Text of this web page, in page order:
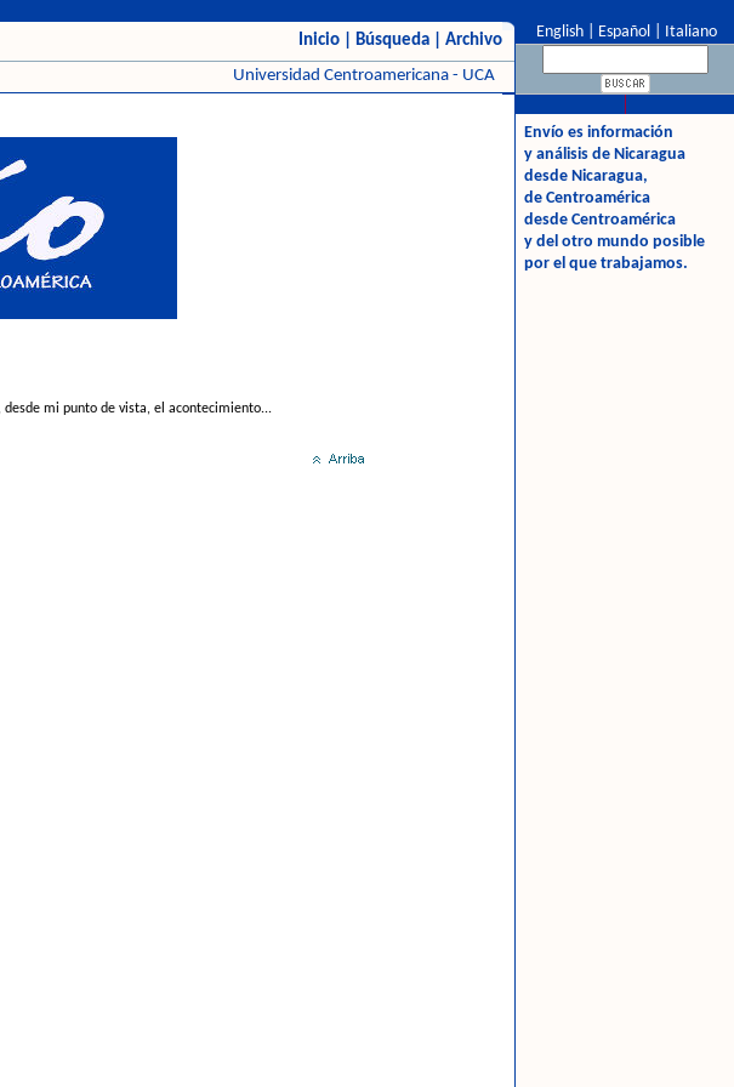
Inicio Búsqueda
Archivo
Universidad Centroamericana - UCA
desde mi punto de vista, el acontecimiento...
English Español Italiano
Envío es información
y análisis de Nicaragua
desde Nicaragua,
de Centroamérica
desde Centroamérica
y del otro mundo posible
por el que trabajamos.